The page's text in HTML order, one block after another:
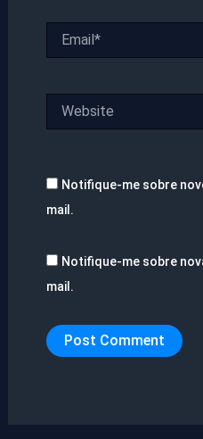
Notifique-me sobre
mail.
Notifique-me sobre
mail.